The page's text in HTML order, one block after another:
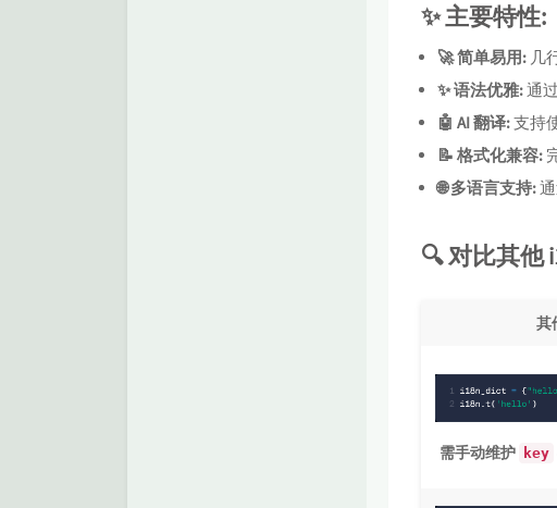
✨ 主要特性:
🚀 简单易用: 几
✨ 语法优雅:通过
🤖 AI 翻译:支持
📝 格式化兼容:
🌐 多语言支持:
🔍 对比其他
其
需手动维护 key